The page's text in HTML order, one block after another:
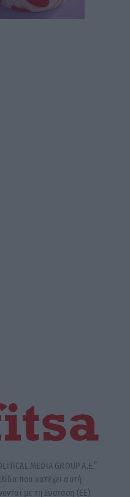
MEDIA GROUP A.E.”
που κατέχει αυτή
με τη Σύσταση (ΕΕ)